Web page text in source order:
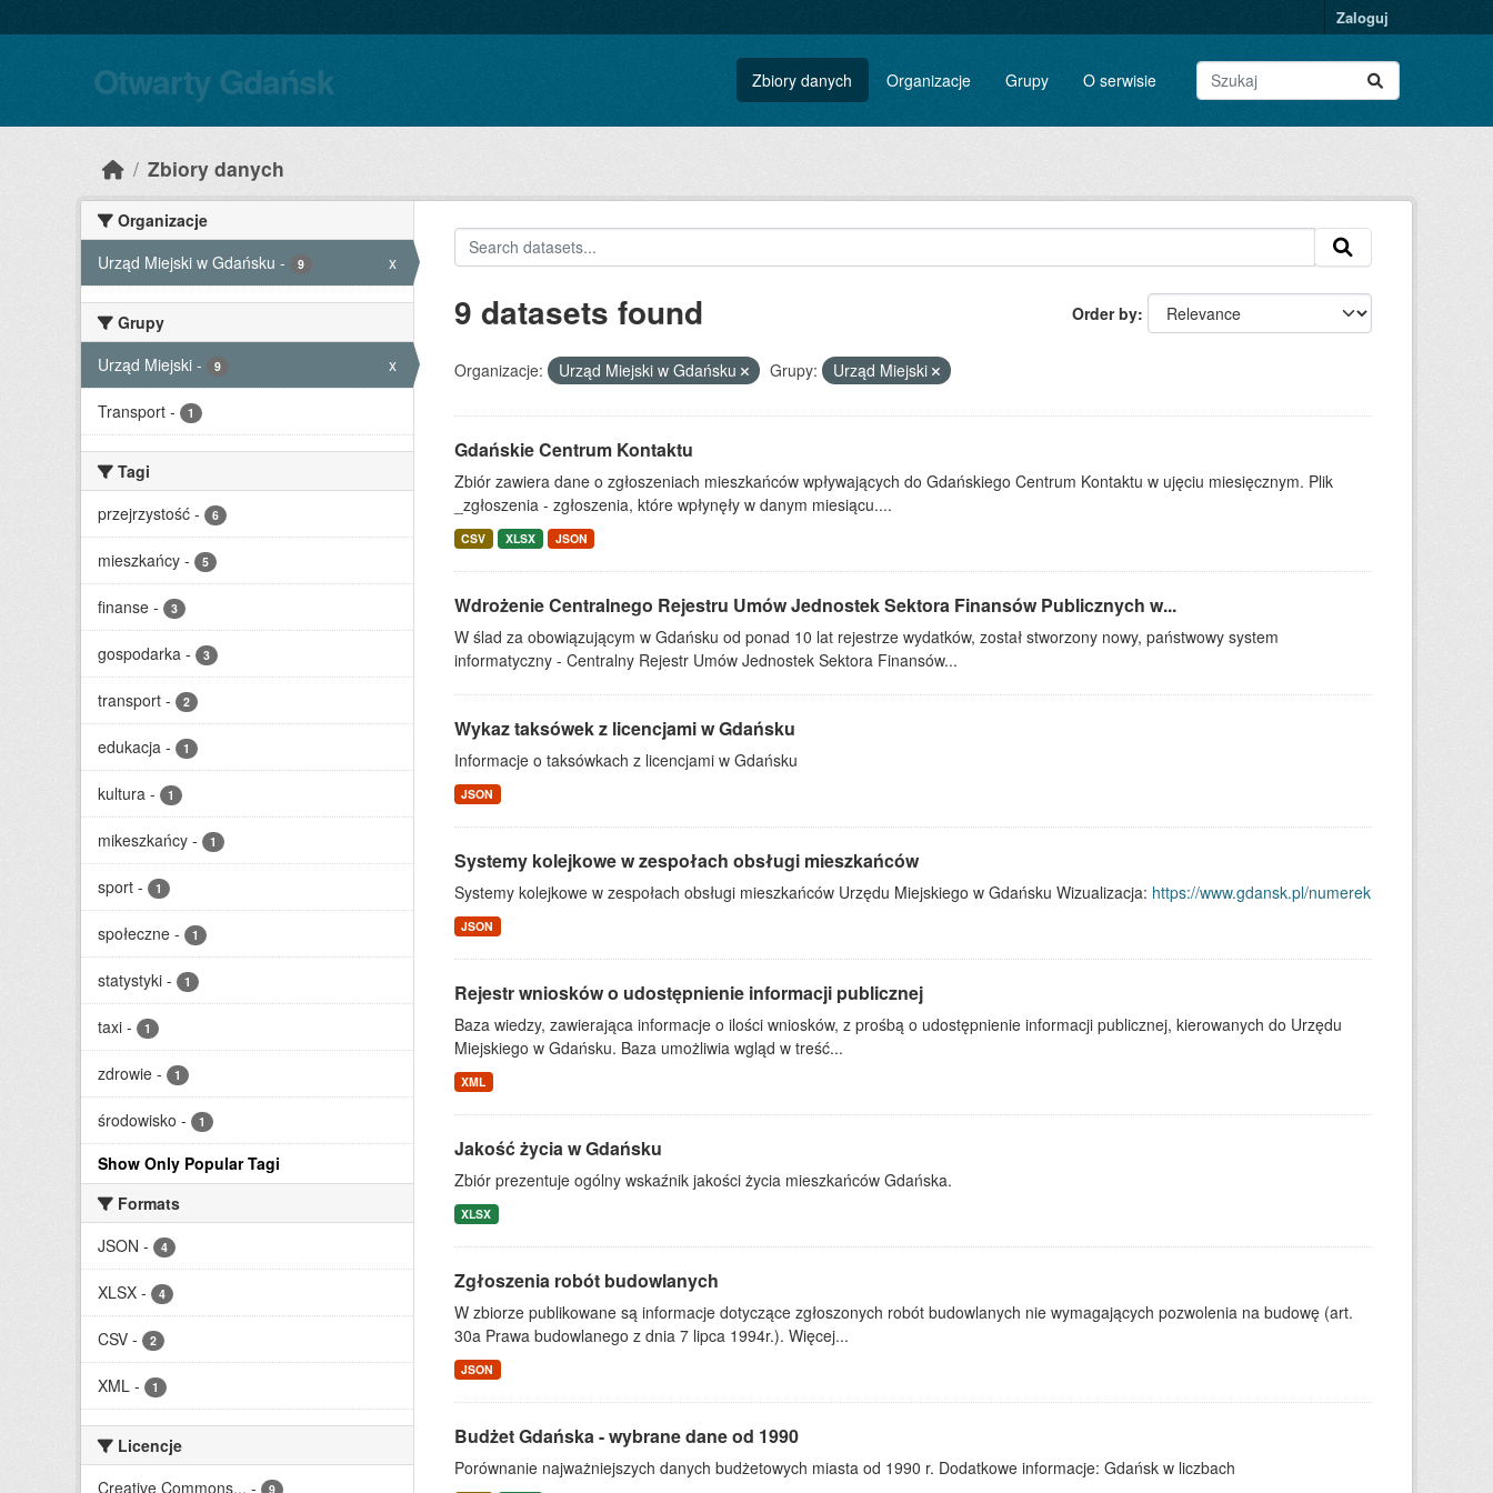
Zaloguj
Otwarty Gdańsk Zbiory danych Organizacje Grupy O serwisie
Zbiory danych
Organizacje
Urząd Miejski w Gdańsku - 9 x
Grupy
Urząd Miejski - 9 x
Transport - 1
Tagi
przejrzystość - 6
mieszkańcy - 5
finanse - 3
gospodarka - 3
transport - 2
edukacja - 1
kultura - 1
mikeszkańcy - 1
sport - 1
społeczne - 1
statystyki - 1
taxi - 1
zdrowie - 1
środowisko - 1
Show Only Popular Tagi
Formats
JSON - 4
XLSX - 4
CSV - 2
XML - 1
Licencje
Creative Commons... - 9
Order by
9 datasets found
Organizacje: Urząd Miejski w Gdańsku Grupy: Urząd Miejski
Gdańskie Centrum Kontaktu
Zbiór zawiera dane o zgłoszeniach mieszkańców wpływających do Gdańskiego Centrum Kontaktu w ujęciu miesięcznym. Plik
_zgłoszenia - zgłoszenia, które wpłynęły w danym miesiącu....
CSV XLSX JSON
Wdrożenie Centralnego Rejestru Umów Jednostek Sektora Finansów Publicznych w...
W ślad za obowiązującym w Gdańsku od ponad 10 lat rejestrze wydatków, został stworzony nowy, państwowy system
informatyczny - Centralny Rejestr Umów Jednostek Sektora Finansów...
Wykaz taksówek z licencjami w Gdańsku
Informacje o taksówkach z licencjami w Gdańsku
JSON
Systemy kolejkowe w zespołach obsługi mieszkańców
Systemy kolejkowe w zespołach obsługi mieszkańców Urzędu Miejskiego w Gdańsku Wizualizacja: https://www.gdansk.pl/numerek
JSON
Rejestr wniosków o udostępnienie informacji publicznej
Baza wiedzy, zawierająca informacje o ilości wniosków, z prośbą o udostępnienie informacji publicznej, kierowanych do Urzędu
Miejskiego w Gdańsku. Baza umożliwia wgląd w treść...
XML
Jakość życia w Gdańsku
Zbiór prezentuje ogólny wskaźnik jakości życia mieszkańców Gdańska.
XLSX
Zgłoszenia robót budowlanych
W zbiorze publikowane są informacje dotyczące zgłoszonych robót budowlanych nie wymagających pozwolenia na budowę (art.
30a Prawa budowlanego z dnia 7 lipca 1994r.). Więcej...
JSON
Budżet Gdańska - wybrane dane od 1990
Porównanie najważniejszych danych budżetowych miasta od 1990 r. Dodatkowe informacje: Gdańsk w liczbach